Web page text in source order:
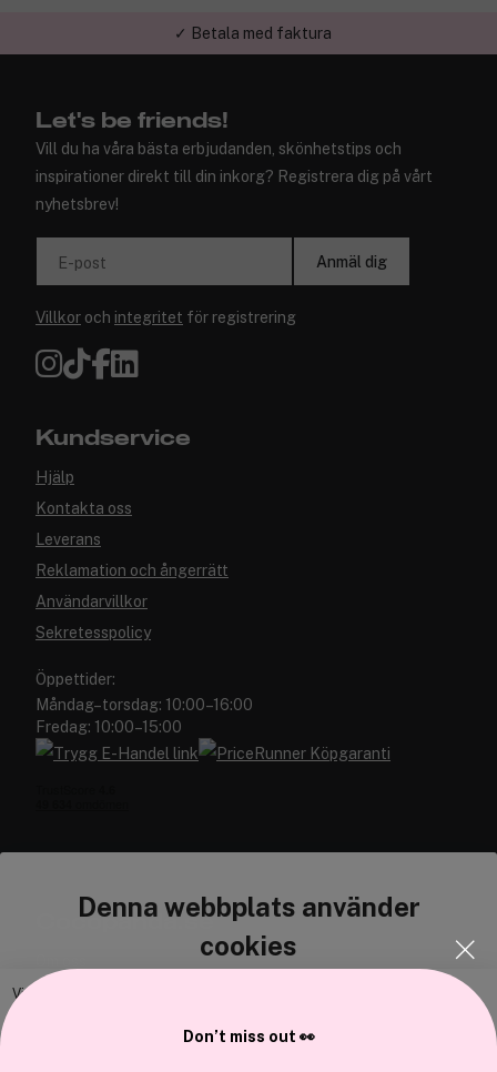
Denna webbplats använder
cookies
Vi använder enhetsidentifierare för att anpassa innehållet och
✓ Trygg E-handel
Let's be friends!
Vill du ha våra bästa erbjudanden, skönhetstips och
inspirationer direkt till din inkorg? Registrera dig på vårt
nyhetsbrev!
E-post Anmäl dig
Villkor och integritet för registrering
Kundservice
Hjälp
Kontakta oss
Leverans
Reklamation och ångerrätt
Användarvillkor
Sekretesspolicy
Öppettider:
Måndag–torsdag: 10:00–16:00
Fredag: 10:00–15:00
Cocopanda.se
Don’t miss out 👀